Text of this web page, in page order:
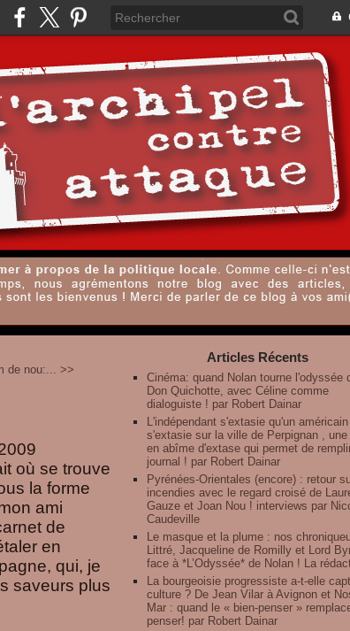
de nou:... >>
où se trouve
la forme
ami
de
en
qui, je
saveurs plus
Articles Récents
Cinéma: quand Nolan tourne l'odyssée
Don Quichotte, avec Céline comme
dialoguiste ! par Robert Dainar
L'indépendant s'extasie qu'un américain
s'extasie sur la ville de Perpignan ,
en abîme d'extase qui permet de
journal ! par Robert Dainar
Pyrénées-Orientales (encore) : retour
incendies avec le regard croisé de
Gauze et Joan Nou ! interviews par
Caudeville
Le masque et la plume : nos
Littré, Jacqueline de Romilly et Lord
face à *L’Odyssée* de Nolan ! La
La bourgeoisie progressiste a-t-elle
culture ? De Jean Vilar à Avignon et
Mar : quand le « bien-penser »
penser! par Robert Dainar